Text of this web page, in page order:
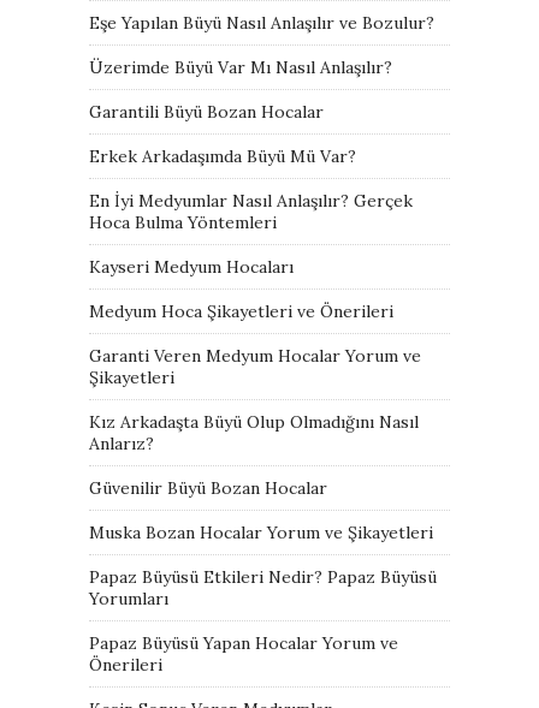
Eşe Yapılan Büyü Nasıl Anlaşılır ve Bozulur?
Üzerimde Büyü Var Mı Nasıl Anlaşılır?
Garantili Büyü Bozan Hocalar
Erkek Arkadaşımda Büyü Mü Var?
En İyi Medyumlar Nasıl Anlaşılır? Gerçek
Hoca Bulma Yöntemleri
Kayseri Medyum Hocaları
Medyum Hoca Şikayetleri ve Önerileri
Garanti Veren Medyum Hocalar Yorum ve
Şikayetleri
Kız Arkadaşta Büyü Olup Olmadığını Nasıl
Anlarız?
Güvenilir Büyü Bozan Hocalar
Muska Bozan Hocalar Yorum ve Şikayetleri
Papaz Büyüsü Etkileri Nedir? Papaz Büyüsü
Yorumları
Papaz Büyüsü Yapan Hocalar Yorum ve
Önerileri